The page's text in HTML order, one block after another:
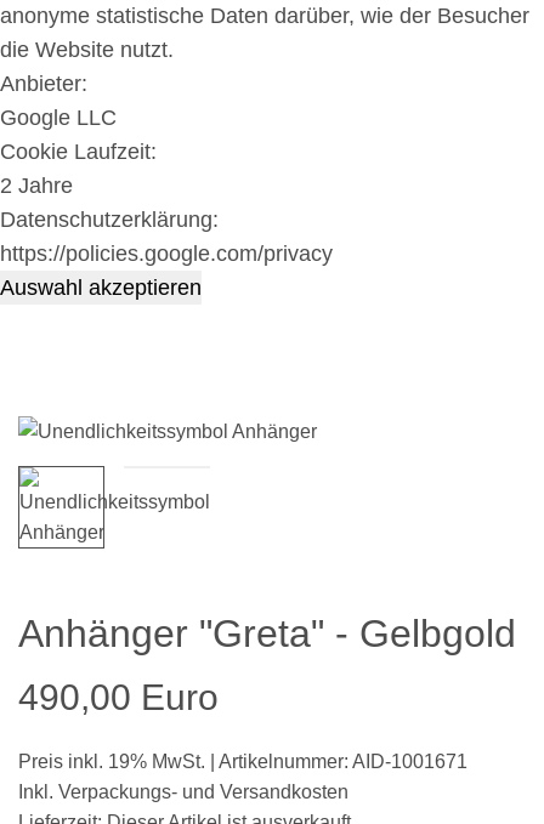
anonyme statistische Daten darüber, wie der Besucher
die Website nutzt.
Anbieter:
Google LLC
Cookie Laufzeit:
2 Jahre
Datenschutzerklärung:
https://policies.google.com/privacy
Auswahl akzeptieren
Anhänger "Greta" - Gelbgold
490,00 Euro
Preis inkl. 19% MwSt. | Artikelnummer: AID-1001671
Inkl. Verpackungs- und Versandkosten